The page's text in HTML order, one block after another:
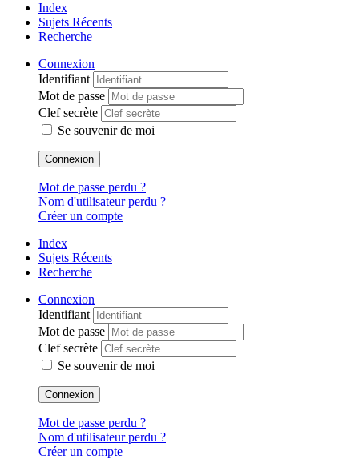
Index
Sujets Récents
Recherche
Connexion
Identifiant
Mot de passe
Clef secrète
Se souvenir de moi
Connexion
Mot de passe perdu ?
Nom d'utilisateur perdu ?
Créer un compte
Index
Sujets Récents
Recherche
Connexion
Identifiant
Mot de passe
Clef secrète
Se souvenir de moi
Connexion
Mot de passe perdu ?
Nom d'utilisateur perdu ?
Créer un compte